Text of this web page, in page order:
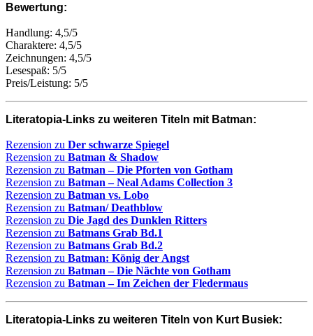
Bewertung:
Handlung: 4,5/5
Charaktere: 4,5/5
Zeichnungen: 4,5/5
Lesespaß: 5/5
Preis/Leistung: 5/5
Literatopia-Links zu weiteren Titeln mit Batman:
Rezension zu Der schwarze Spiegel
Rezension zu Batman & Shadow
Rezension zu Batman – Die Pforten von Gotham
Rezension zu Batman – Neal Adams Collection 3
Rezension zu Batman vs. Lobo
Rezension zu Batman/ Deathblow
Rezension zu Die Jagd des Dunklen Ritters
Rezension zu Batmans Grab Bd.1
Rezension zu Batmans Grab Bd.2
Rezension zu Batman: König der Angst
Rezension zu Batman – Die Nächte von Gotham
Rezension zu Batman – Im Zeichen der Fledermaus
Literatopia-Links zu weiteren Titeln von Kurt Busiek: